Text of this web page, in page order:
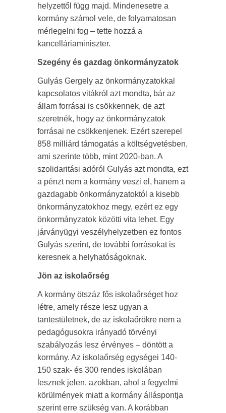
helyzettől függ majd. Mindenesetre a
kormány számol vele, de folyamatosan
mérlegelni fog – tette hozzá a
kancelláriaminiszter.
Szegény és gazdag önkormányzatok
Gulyás Gergely az önkormányzatokkal
kapcsolatos vitákról azt mondta, bár az
állam forrásai is csökkennek, de azt
szeretnék, hogy az önkormányzatok
forrásai ne csökkenjenek. Ezért szerepel
858 milliárd támogatás a költségvetésben,
ami szerinte több, mint 2020-ban. A
szolidaritási adóról Gulyás azt mondta, ezt
a pénzt nem a kormány veszi el, hanem a
gazdagabb önkormányzatoktól a kisebb
önkormányzatokhoz megy, ezért ez egy
önkormányzatok közötti vita lehet. Egy
járványügyi veszélyhelyzetben ez fontos
Gulyás szerint, de további forrásokat is
keresnek a helyhatóságoknak.
Jön az iskolaőrség
A kormány ötszáz fős iskolaőrséget hoz
létre, amely része lesz ugyan a
tantestületnek, de az iskolaőrökre nem a
pedagógusokra irányadó törvényi
szabályozás lesz érvényes – döntött a
kormány. Az iskolaőrség egységei 140-
150 szak- és 300 rendes iskolában
lesznek jelen, azokban, ahol a fegyelmi
körülmények miatt a kormány álláspontja
szerint erre szükség van. A korábban